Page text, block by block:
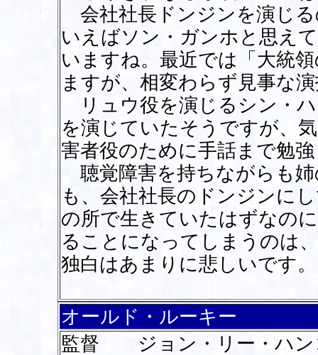
会社社長ドンジンを演じ
いえばソン・ガンホと思え
いますね。最近では「大統
ますが、相変わらず見事な
リュウ役を演じるシン・
を演じていたそうですが、
害者役のために手話まで勉
聴覚障害を持ちながらも
も、会社社長のドンジンに
の所で生きていたはずなの
ることになってしまうのは
独白はあまりに悲しいです。
オールド・ルーキー
監督 ジョン・リー・ハン